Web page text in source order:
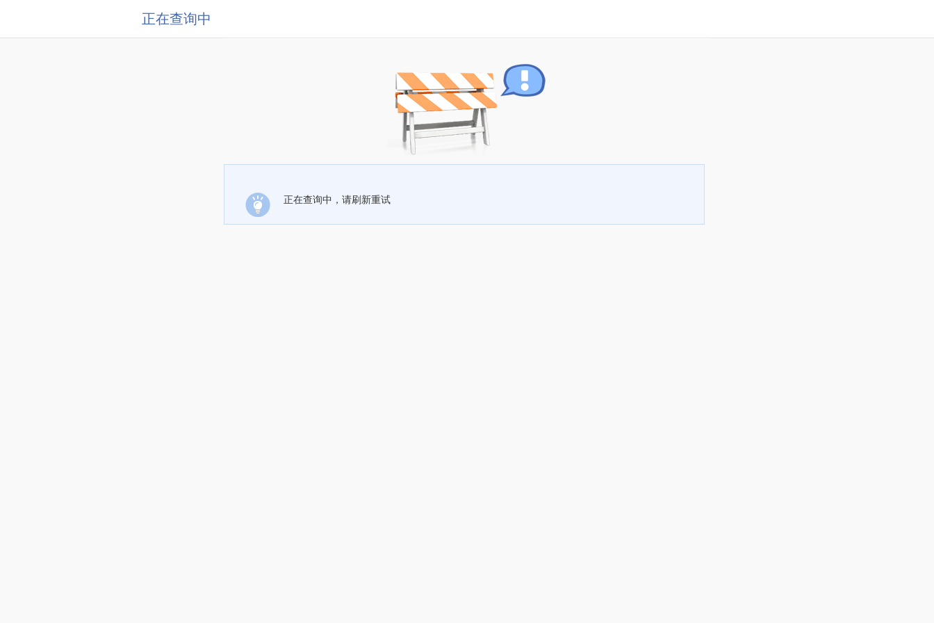
正在查询中
正在查询中，请刷新重试